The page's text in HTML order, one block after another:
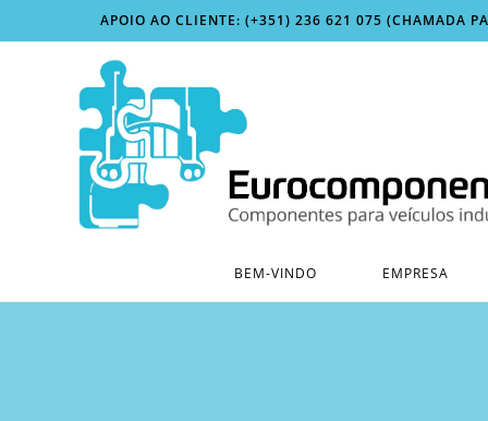
to
APOIO AO CLIENTE: (+351) 236 621 075 (CHAMADA
BEM-VINDO EMPRESA